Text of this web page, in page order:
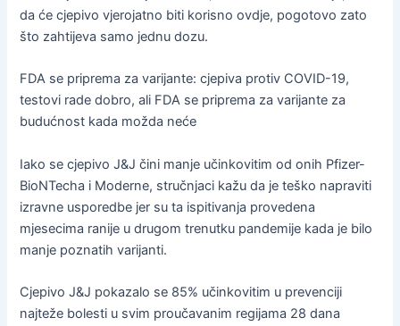
da će cjepivo vjerojatno biti korisno ovdje, pogotovo zato
što zahtijeva samo jednu dozu.
FDA se priprema za varijante: cjepiva protiv COVID-19,
testovi rade dobro, ali FDA se priprema za varijante za
budućnost kada možda neće
Iako se cjepivo J&J čini manje učinkovitim od onih Pfizer-
BioNTecha i Moderne, stručnjaci kažu da je teško napraviti
izravne usporedbe jer su ta ispitivanja provedena
mjesecima ranije u drugom trenutku pandemije kada je bilo
manje poznatih varijanti.
Cjepivo J&J pokazalo se 85% učinkovitim u prevenciji
najteže bolesti u svim proučavanim regijama 28 dana